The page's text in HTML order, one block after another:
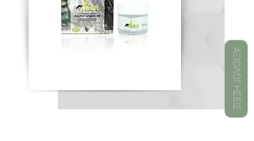
ΑΞΙΟΛΟΓΉΣΕΙΣ